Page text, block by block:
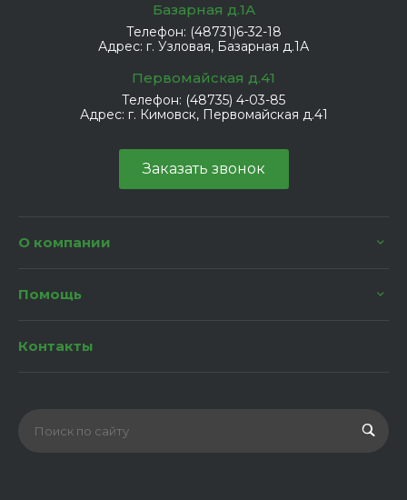
Базарная д.1А
Телефон: (48731)6-32-18
Адрес: г. Узловая, Базарная д.1А
Первомайская д.41
Телефон: (48735) 4-03-85
Адрес: г. Кимовск, Первомайская д.41
Заказать звонок
О компании
Помощь
Контакты